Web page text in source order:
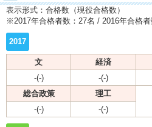
表示形式：合格数（現役合格数）
※2017年合格者数：27名 / 2016年合格者
2017
文 経済
-(-)
-(-)
総合政策
理工
-(-)
-(-)